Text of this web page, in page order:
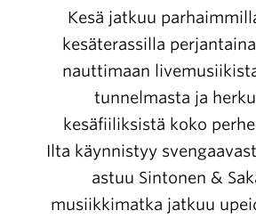
Kesä jatkuu
kesäterassilla
nauttimaan
tunnelmasta ja
kesäfiiliksistä koko
Ilta käynnistyy
astuu Sintonen &
musiikkimatka jatkuu